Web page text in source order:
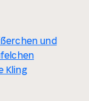
und
Kling